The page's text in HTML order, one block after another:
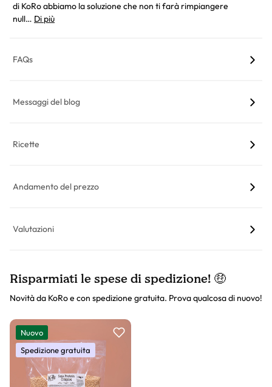
di KoRo abbiamo la soluzione che non ti farà rimpiangere
null… Di più
FAQs
Messaggi del blog
Ricette
Andamento del prezzo
Valutazioni
Risparmiati le spese di spedizione! 🤑
Novità da KoRo e con spedizione gratuita. Prova qualcosa di nuovo!
Slider prodotto
Nuovo
Spedizione gratuita